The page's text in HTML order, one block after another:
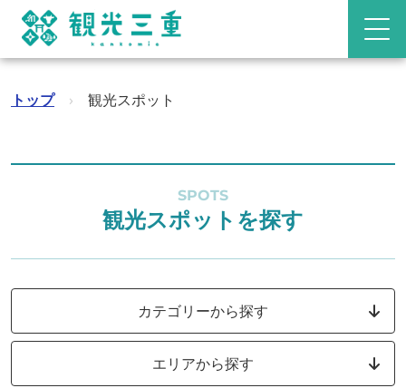
トップ › 観光スポット
SPOTS
観光スポットを探す
カテゴリーから探す
エリアから探す